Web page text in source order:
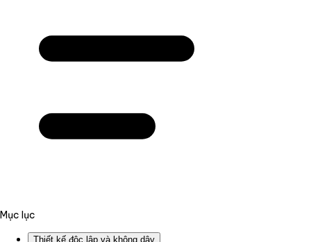
Mục lục
Thiết kế độc lập và không dây